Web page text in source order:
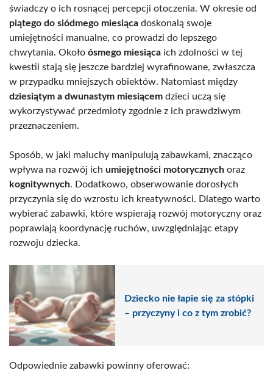
świadczy o ich rosnącej percepcji otoczenia. W okresie od
piątego do siódmego miesiąca doskonalą swoje
umiejętności manualne, co prowadzi do lepszego
chwytania. Około ósmego miesiąca ich zdolności w tej
kwestii stają się jeszcze bardziej wyrafinowane, zwłaszcza
w przypadku mniejszych obiektów. Natomiast między
dziesiątym a dwunastym miesiącem dzieci uczą się
wykorzystywać przedmioty zgodnie z ich prawdziwym
przeznaczeniem.
Sposób, w jaki maluchy manipulują zabawkami, znacząco
wpływa na rozwój ich umiejętności motorycznych oraz
kognitywnych. Dodatkowo, obserwowanie dorosłych
przyczynia się do wzrostu ich kreatywności. Dlatego warto
wybierać zabawki, które wspierają rozwój motoryczny oraz
poprawiają koordynację ruchów, uwzględniając etapy
rozwoju dziecka.
Dziecko nie łapie się za stópki
– przyczyny i co z tym zrobić?
Odpowiednie zabawki powinny oferować: